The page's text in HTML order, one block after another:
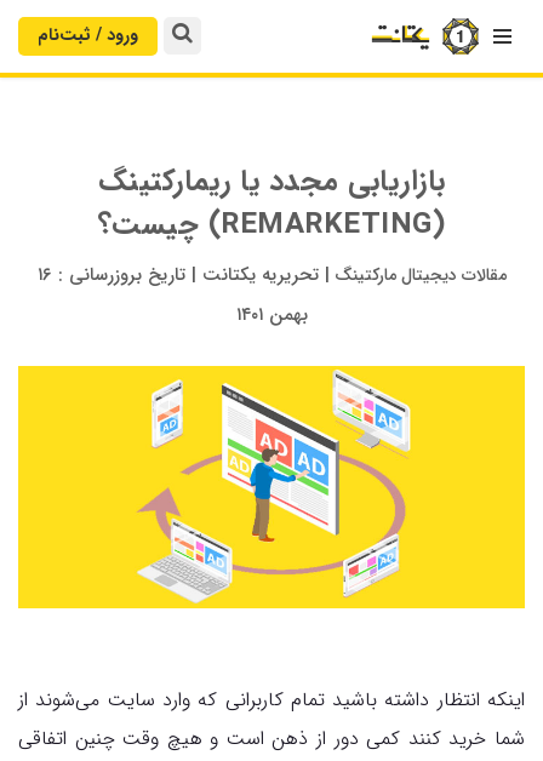
 ورود / ثبت‌‌نام
بازاریابی مجدد یا ریمارکتینگ
(REMARKETING) چیست؟
مقالات دیجیتال مارکتینگ |تحریریه یکتانت |تاریخ بروزرسانی : ۱۶
بهمن ۱۴۰۱
اینکه انتظار داشته باشید تمام کاربرانی که وارد سایت می‌شوند از
شما خرید کنند کمی دور از ذهن است و هیچ وقت چنین اتفاقی